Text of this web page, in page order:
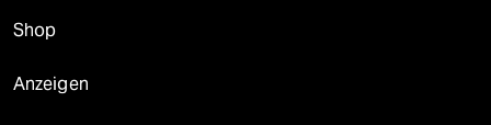
Shop
Anzeigen